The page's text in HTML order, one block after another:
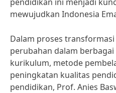
mewujudkan Indonesia
Dalam proses
perubahan dalam
kurikulum, metode
peningkatan kualitas
pendidikan, Prof. Anies